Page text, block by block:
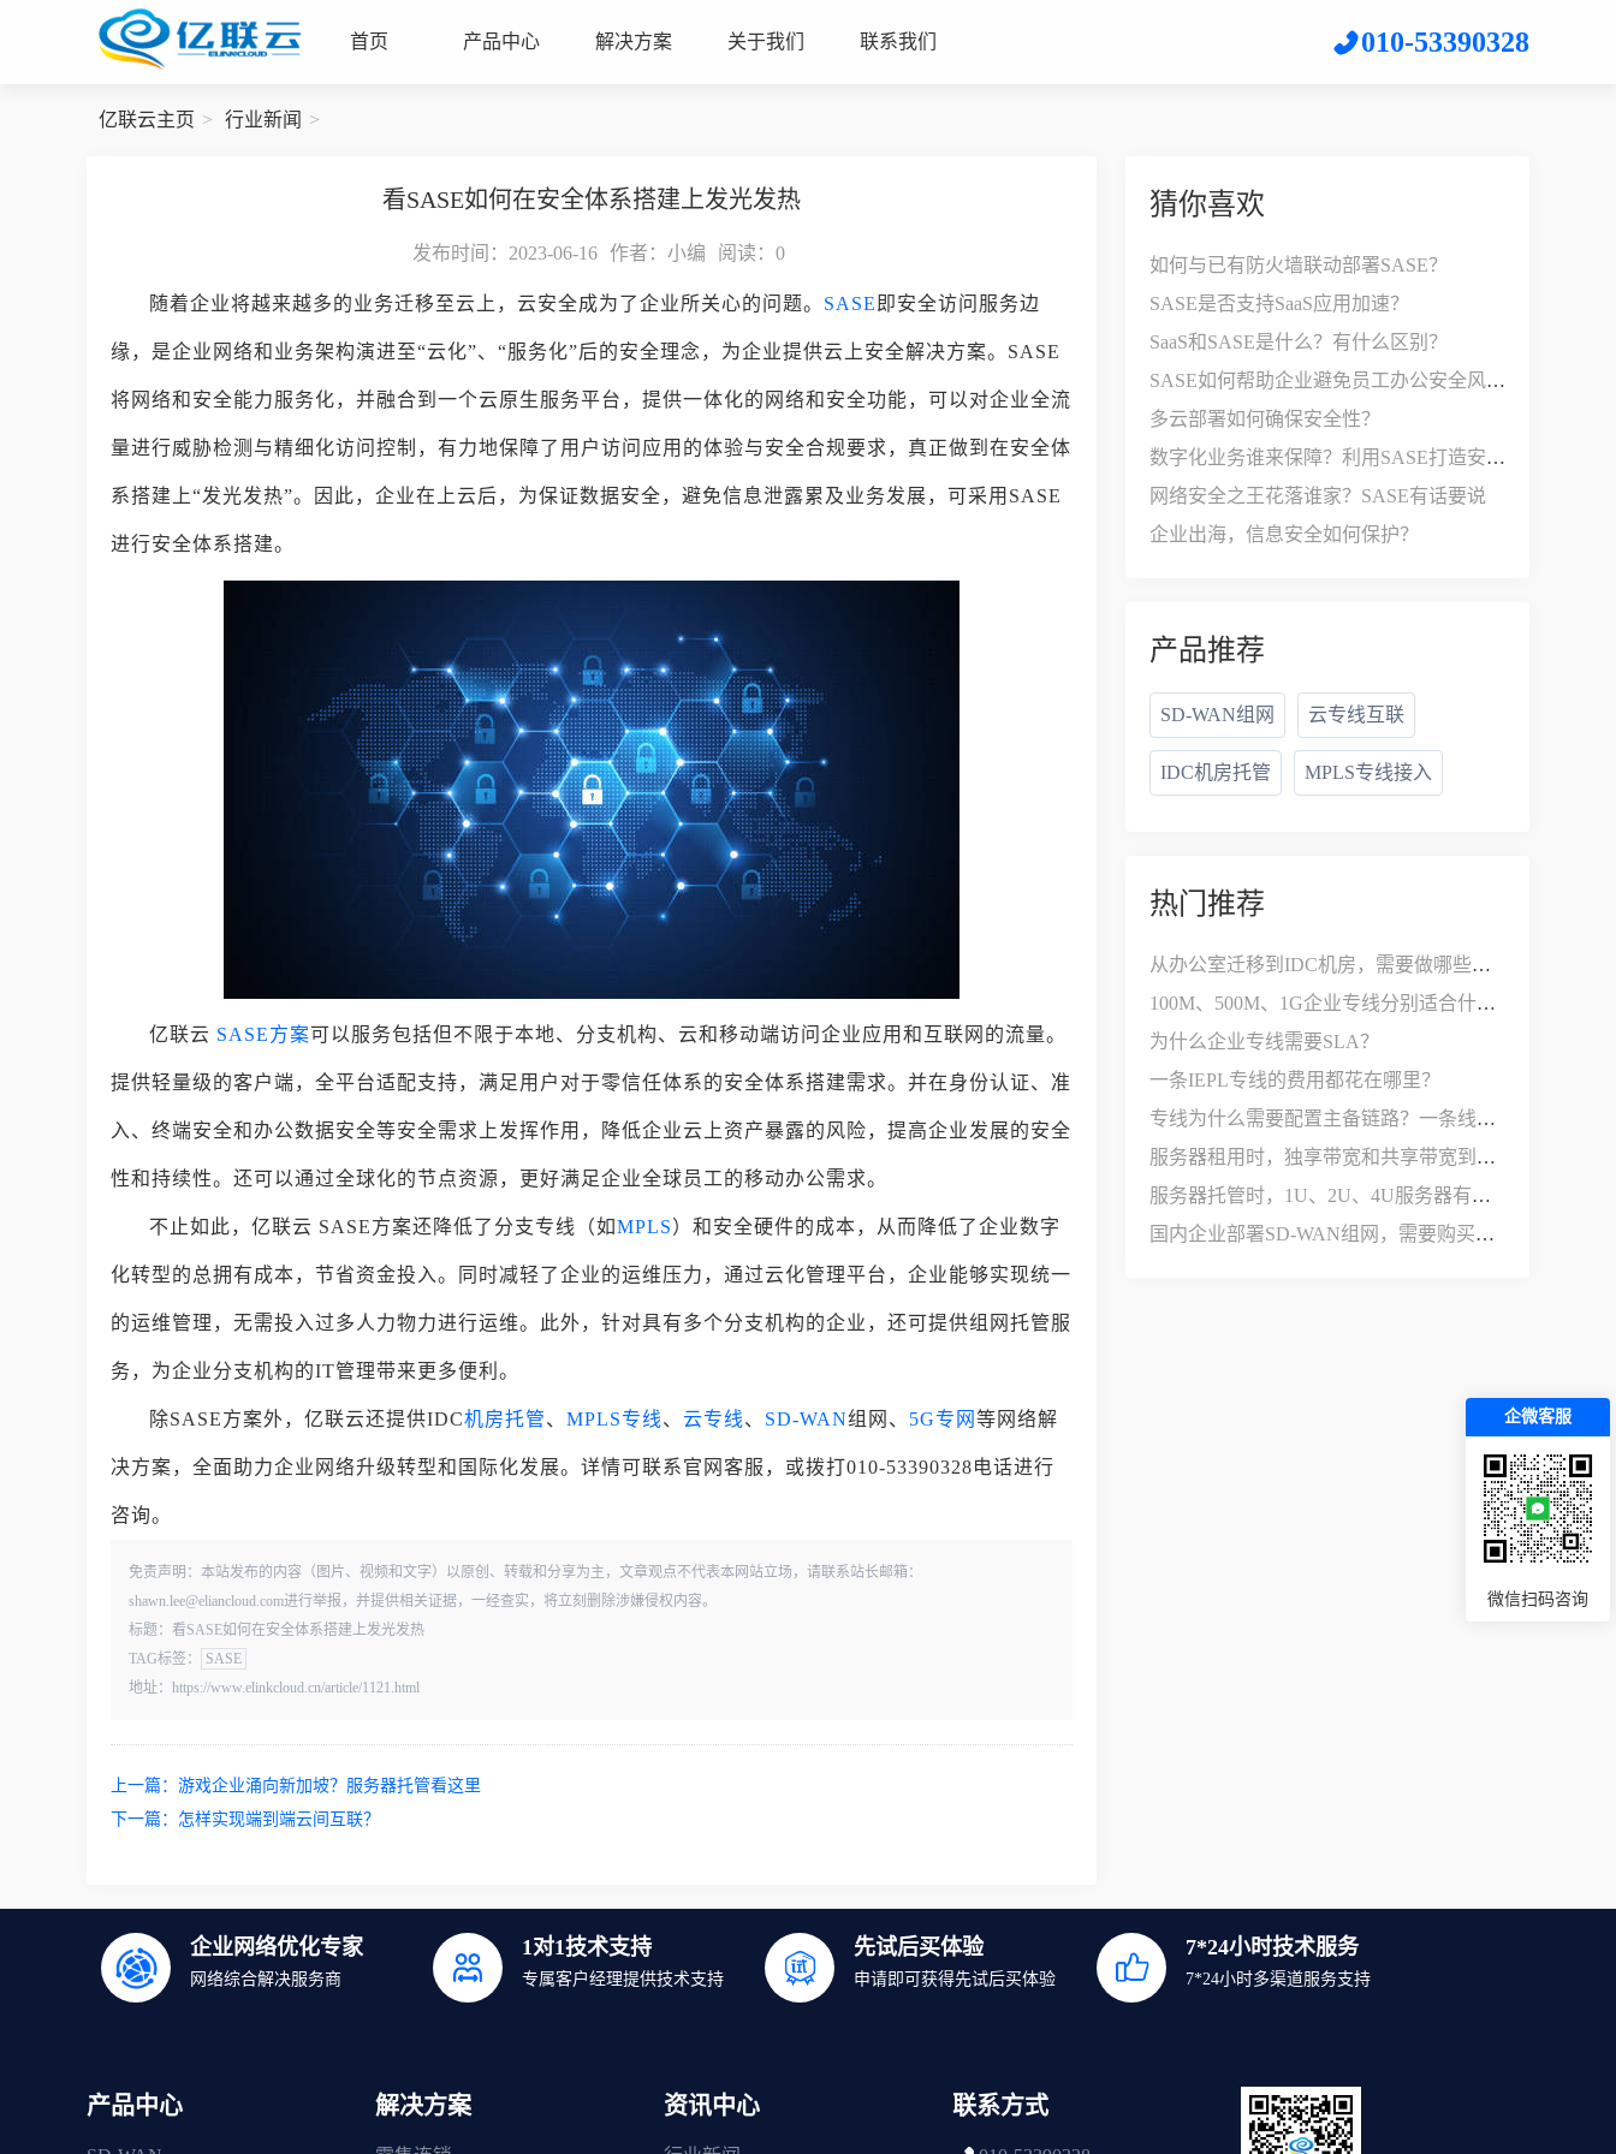
首页 产品中心 解决方案 关于我们 联系我们 010-53390328
亿联云主页 行业新闻
看SASE如何在安全体系搭建上发光发热
发布时间：2023-06-16 作者：小编 阅读： 0
随着企业将越来越多的业务迁移至云上，云安全成为了企业所关心的问题。 SASE 即安全访问服务边
缘，是企业网络和业务架构演进至“云化”、“服务化”后的安全理念，为企业提供云上安全解决方案。SASE
将网络和安全能力服务化，并融合到一个云原生服务平台，提供一体化的网络和安全功能，可以对企业全流
量进行威胁检测与精细化访问控制，有力地保障了用户访问应用的体验与安全合规要求，真正做到在安全体
系搭建上“发光发热”。因此，企业在上云后，为保证数据安全，避免信息泄露累及业务发展，可采用SASE
进行安全体系搭建。
亿联云 SASE方案可以服务包括但不限于本地、分支机构、云和移动端访问企业应用和互联网的流量。
提供轻量级的客户端，全平台适配支持，满足用户对于零信任体系的安全体系搭建需求。并在身份认证、准
入、终端安全和办公数据安全等安全需求上发挥作用，降低企业云上资产暴露的风险，提高企业发展的安全
性和持续性。还可以通过全球化的节点资源，更好满足企业全球员工的移动办公需求。
不止如此，亿联云 SASE方案还降低了分支专线（如MPLS）和安全硬件的成本，从而降低了企业数字
化转型的总拥有成本，节省资金投入。同时减轻了企业的运维压力，通过云化管理平台，企业能够实现统一
的运维管理，无需投入过多人力物力进行运维。此外，针对具有多个分支机构的企业，还可提供组网托管服
务，为企业分支机构的IT管理带来更多便利。
除SASE方案外，亿联云还提供IDC机房托管、 MPLS专线、 云专线、 SD-WAN组网、 5G专网 等网络解
决方案，全面助力企业网络升级转型和国际化发展。详情可联系官网客服，或拨打010-53390328电话进行
咨询。
免责声明：本站发布的内容（图片、视频和文字）以原创、转载和分享为主，文章观点不代表本网站立场，请联系站长邮箱：
shawn.lee@eliancloud.com进行举报，并提供相关证据，一经查实，将立刻删除涉嫌侵权内容。
标题：看SASE如何在安全体系搭建上发光发热
TAG标签：
SASE
地址：https://www.elinkcloud.cn/article/1121.html
上一篇： 游戏企业涌向新加坡？服务器托管看这里
下一篇： 怎样实现端到端云间互联？
猜你喜欢
如何与已有防火墙联动部署SASE？
SASE是否支持SaaS应用加速？
SaaS和SASE是什么？有什么区别？
SASE如何帮助企业避免员工办公安全风险？
多云部署如何确保安全性？
数字化业务谁来保障？利用SASE打造安全边界
网络安全之王花落谁家？SASE有话要说
企业出海，信息安全如何保护？
产品推荐
SD-WAN组网 云专线互联
IDC机房托管 MPLS专线接入
热门推荐
从办公室迁移到IDC机房，需要做哪些网络改造？
100M、500M、1G企业专线分别适合什么公司？
为什么企业专线需要SLA？
一条IEPL专线的费用都花在哪里？
专线为什么需要配置主备链路？一条线路不够用吗？
服务器租用时，独享带宽和共享带宽到底有什么区别？
服务器托管时，1U、2U、4U服务器有什么区别？
国内企业部署SD-WAN组网，需要购买哪些设备和服务？
企业网络优化专家
网络综合解决服务商
1对1技术支持
专属客户经理提供技术支持
先试后买体验
申请即可获得先试后买体验
7*24小时技术服务
7*24小时多渠道服务支持
产品中心 解决方案 资讯中心 联系方式
企微客服
微信扫码咨询